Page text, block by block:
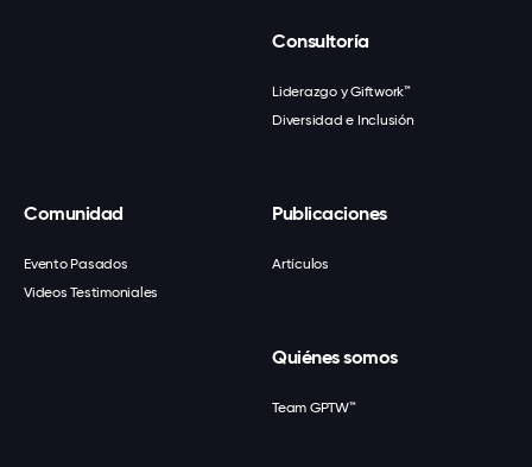
Consultoría
Liderazgo y Giftwork™
Diversidad e Inclusión
Comunidad
Evento Pasados
Videos Testimoniales
Publicaciones
Artículos
Quiénes somos
Team GPTW™